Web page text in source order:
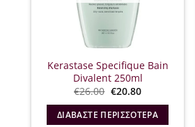
Kerastase Specifique Bain
Divalent 250ml
€26.00 Original
was:
€26.00.
€20.80Η
τιμή
είναι:
ΔΙΑΒΆΣΤΕ ΠΕΡΙΣΣΌΤΕΡΑ